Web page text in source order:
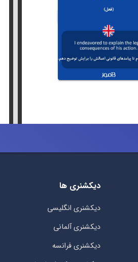
دیکشنری ها
دیکشنری انگلیسی
دیکشنری آلمانی
دیکشنری فرانسه